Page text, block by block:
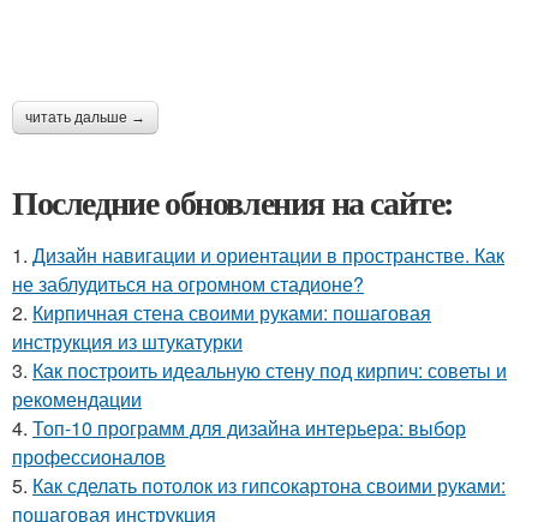
читать дальше →
Последние обновления на сайте:
1. Дизайн навигации и ориентации в пространстве. Как
не заблудиться на огромном стадионе?
2. Кирпичная стена своими руками: пошаговая
инструкция из штукатурки
3. Как построить идеальную стену под кирпич: советы и
рекомендации
4. Топ-10 программ для дизайна интерьера: выбор
профессионалов
5. Как сделать потолок из гипсокартона своими руками:
пошаговая инструкция